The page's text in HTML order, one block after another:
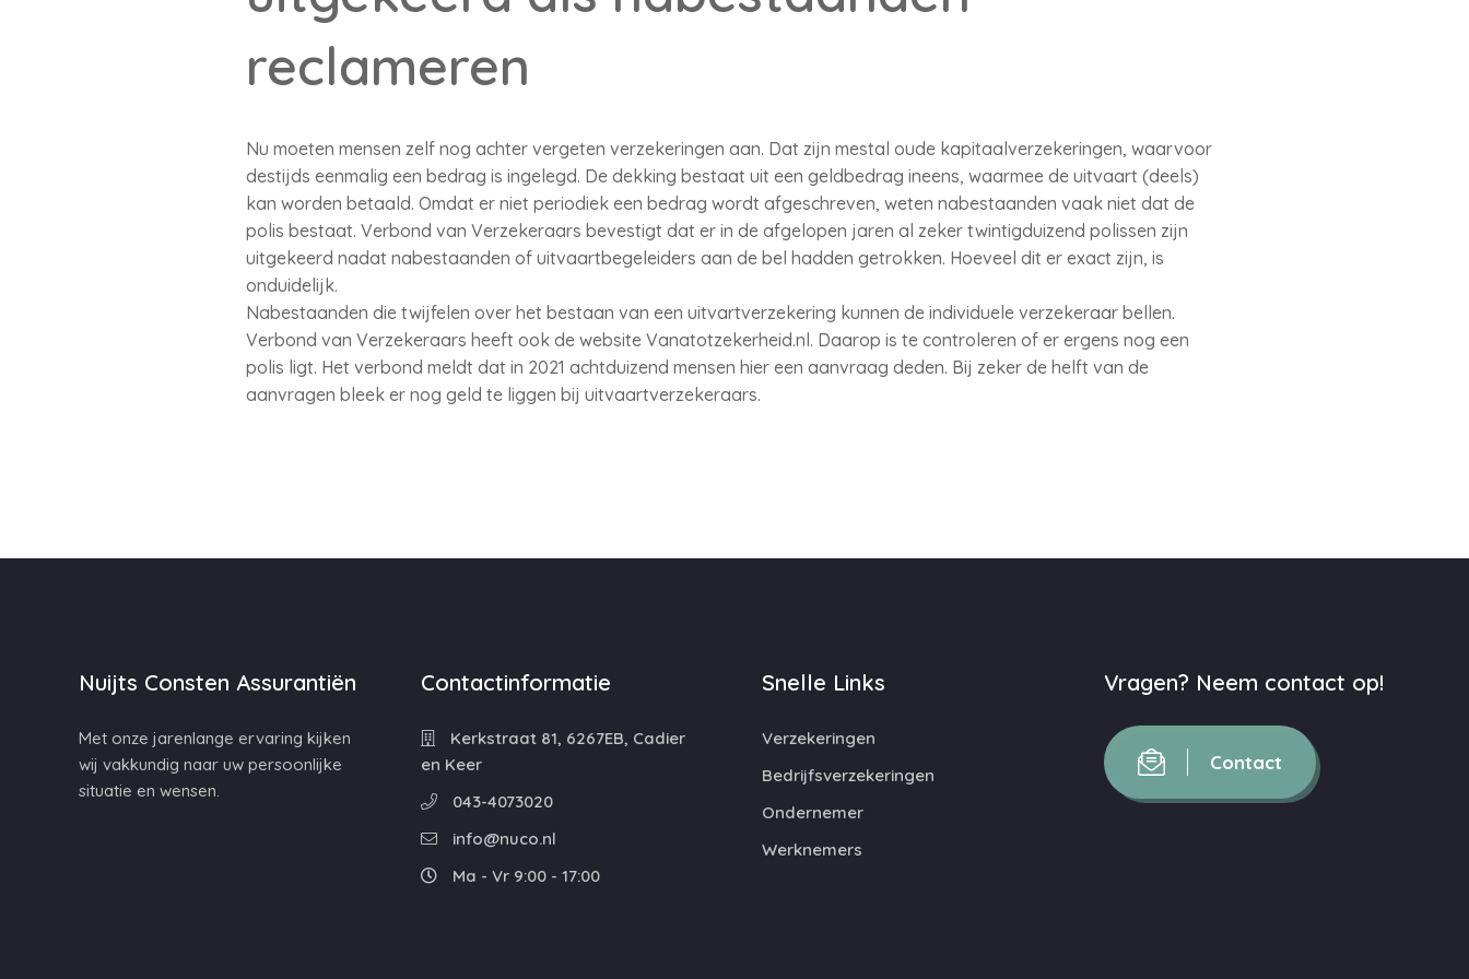
reclameren
Nu moeten mensen zelf nog achter vergeten verzekeringen aan. Dat zijn mestal oude kapitaalverzekeringen, waarvoor
destijds eenmalig een bedrag is ingelegd. De dekking bestaat uit een geldbedrag ineens, waarmee de uitvaart (deels)
kan worden betaald. Omdat er niet periodiek een bedrag wordt afgeschreven, weten nabestaanden vaak niet dat de
polis bestaat. Verbond van Verzekeraars bevestigt dat er in de afgelopen jaren al zeker twintigduizend polissen zijn
uitgekeerd nadat nabestaanden of uitvaartbegeleiders aan de bel hadden getrokken. Hoeveel dit er exact zijn, is
onduidelijk.
Nabestaanden die twijfelen over het bestaan van een uitvartverzekering kunnen de individuele verzekeraar bellen.
Verbond van Verzekeraars heeft ook de website Vanatotzekerheid.nl. Daarop is te controleren of er ergens nog een
polis ligt. Het verbond meldt dat in 2021 achtduizend mensen hier een aanvraag deden. Bij zeker de helft van de
aanvragen bleek er nog geld te liggen bij uitvaartverzekeraars.
Nuijts Consten Assurantiën
Met onze jarenlange ervaring kijken
wij vakkundig naar uw persoonlijke
situatie en wensen.
Contactinformatie
Kerkstraat 81, 6267EB, Cadier
en Keer
043-4073020
info@nuco.nl
Ma - Vr 9:00 - 17:00
Snelle Links
Verzekeringen
Bedrijfsverzekeringen
Ondernemer
Werknemers
Vragen? Neem contact op!
Contact